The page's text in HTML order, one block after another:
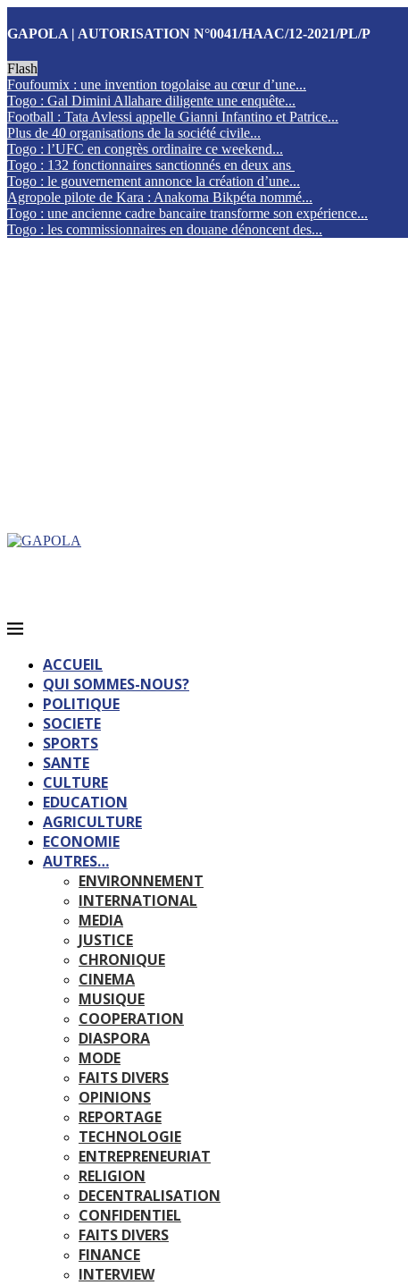
GAPOLA | AUTORISATION N°0041/HAAC/12-2021/PL/P
Flash
Foufoumix : une invention togolaise au cœur d’une...
Togo : Gal Dimini Allahare diligente une enquête...
Football : Tata Avlessi appelle Gianni Infantino et Patrice...
Plus de 40 organisations de la société civile...
Togo : l’UFC en congrès ordinaire ce weekend...
Togo : 132 fonctionnaires sanctionnés en deux ans
Togo : le gouvernement annonce la création d’une...
Agropole pilote de Kara : Anakoma Bikpéta nommé...
Togo : une ancienne cadre bancaire transforme son expérience...
Togo : les commissionnaires en douane dénoncent des...
ACCUEIL
QUI SOMMES-NOUS?
POLITIQUE
SOCIETE
SPORTS
SANTE
CULTURE
EDUCATION
AGRICULTURE
ECONOMIE
AUTRES…
ENVIRONNEMENT
INTERNATIONAL
MEDIA
JUSTICE
CHRONIQUE
CINEMA
MUSIQUE
COOPERATION
DIASPORA
MODE
FAITS DIVERS
OPINIONS
REPORTAGE
TECHNOLOGIE
ENTREPRENEURIAT
RELIGION
DECENTRALISATION
CONFIDENTIEL
FAITS DIVERS
FINANCE
INTERVIEW